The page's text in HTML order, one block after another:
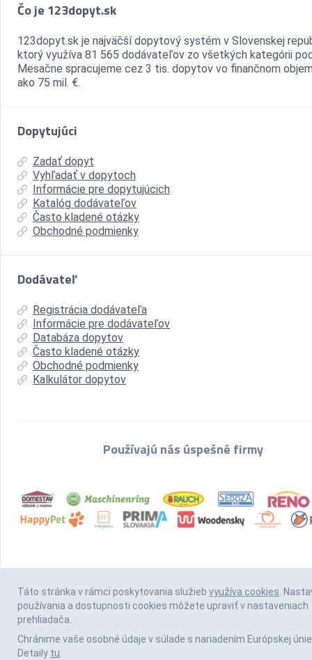
Čo je 123dopyt.sk
123dopyt.sk je najväčší dopytový systém v Slovenskej
ktorý využíva 81 565 dodávateľov zo všetkých kategórii
Mesačne spracujeme cez 3 tis. dopytov vo finančnom
ako 75 mil. €.
Dopytujúci
Zadať dopyt
Vyhľadať v dopytoch
Informácie pre dopytujúcich
Katalóg dodávateľov
Často kladené otázky
Obchodné podmienky
Dodávateľ
Registrácia dodávateľa
Informácie pre dodávateľov
Databáza dopytov
Často kladené otázky
Obchodné podmienky
Kalkulátor dopytov
Používajú nás úspešné firmy
Táto stránka v rámci poskytovania služieb využíva cookies.
používania a dostupnosti cookies môžete upraviť v nastaveniach
prehliadača.
Chránime vaše osobné údaje v súlade s nariadením Európskej únie
Detaily tu.